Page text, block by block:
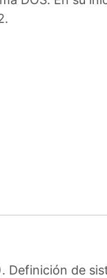
Definición de